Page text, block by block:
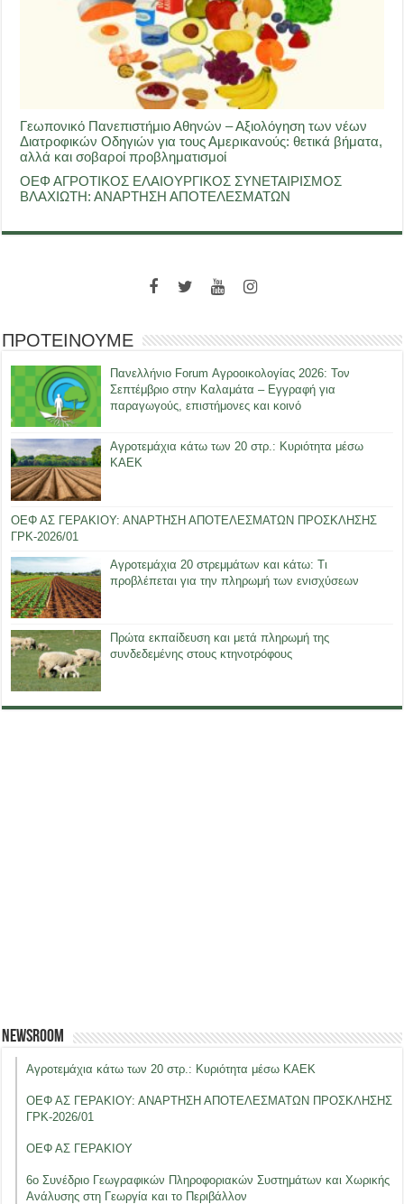
Γεωπονικό Πανεπιστήμιο Αθηνών – Αξιολόγηση των νέων
Διατροφικών Οδηγιών για τους Αμερικανούς: θετικά βήματα,
αλλά και σοβαροί προβληματισμοί
ΟΕΦ ΑΓΡΟΤΙΚΟΣ ΕΛΑΙΟΥΡΓΙΚΟΣ ΣΥΝΕΤΑΙΡΙΣΜΟΣ
ΒΛΑΧΙΩΤΗ: ΑΝΑΡΤΗΣΗ ΑΠΟΤΕΛΕΣΜΑΤΩΝ
ΠΡΟΤΕΙΝΟΥΜΕ
Πανελλήνιο Forum Αγροοικολογίας 2026: Τον
Σεπτέμβριο στην Καλαμάτα – Εγγραφή για
παραγωγούς, επιστήμονες και κοινό
Αγροτεμάχια κάτω των 20 στρ.: Κυριότητα μέσω
ΚΑΕΚ
ΟΕΦ ΑΣ ΓΕΡΑΚΙΟΥ: ΑΝΑΡΤΗΣΗ ΑΠΟΤΕΛΕΣΜΑΤΩΝ ΠΡΟΣΚΛΗΣΗΣ
ΓΡΚ-2026/01
Αγροτεμάχια 20 στρεμμάτων και κάτω: Τι
προβλέπεται για την πληρωμή των ενισχύσεων
Πρώτα εκπαίδευση και μετά πληρωμή της
συνδεδεμένης στους κτηνοτρόφους
Newsroom
Αγροτεμάχια κάτω των 20 στρ.: Κυριότητα μέσω ΚΑΕΚ
ΟΕΦ ΑΣ ΓΕΡΑΚΙΟΥ: ΑΝΑΡΤΗΣΗ ΑΠΟΤΕΛΕΣΜΑΤΩΝ ΠΡΟΣΚΛΗΣΗΣ
ΓΡΚ-2026/01
ΟΕΦ ΑΣ ΓΕΡΑΚΙΟΥ
6ο Συνέδριο Γεωγραφικών Πληροφοριακών Συστημάτων και Χωρικής
Ανάλυσης στη Γεωργία και το Περιβάλλον